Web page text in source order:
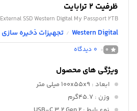
ظرفیت 2 ترابایت
External SSD Western Digital My Passport 2TB
Western Digital
/ تجهیزات ذخیره سازی
0
0 دیدگاه
ویژگی های محصول
ابعاد : 100x55x9 میلی متر
وزن : 45.7گرم